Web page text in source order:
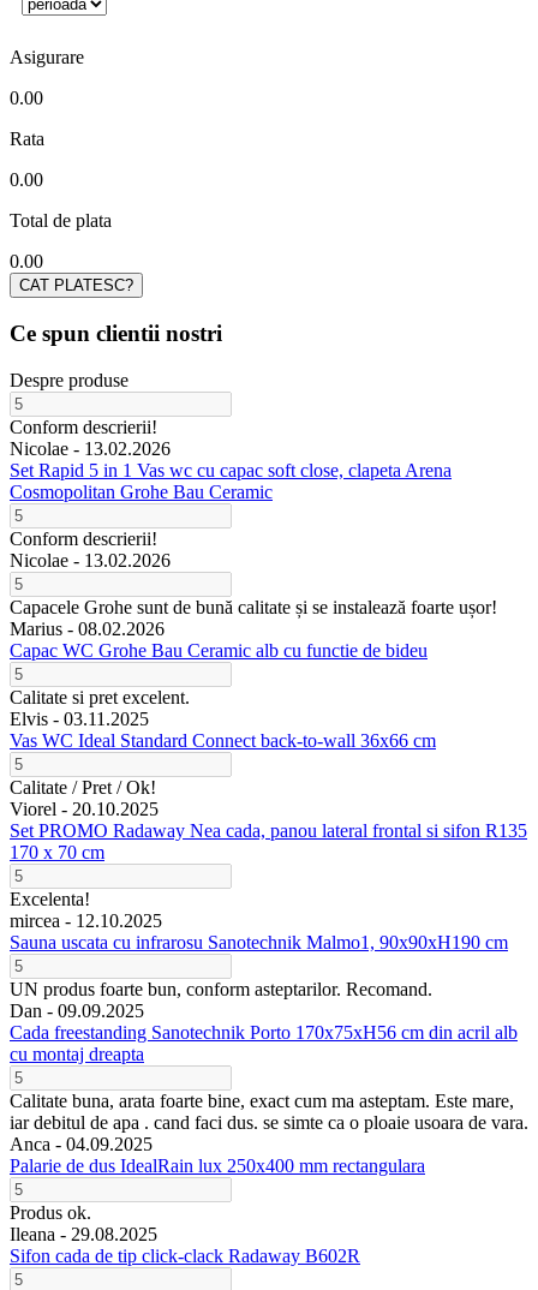
Asigurare
0.00
Rata
0.00
Total de plata
0.00
Ce spun clientii nostri
Despre produse
Conform descrierii!
Nicolae - 13.02.2026
Set Rapid 5 in 1 Vas wc cu capac soft close, clapeta Arena
Cosmopolitan Grohe Bau Ceramic
Conform descrierii!
Nicolae - 13.02.2026
Capacele Grohe sunt de bună calitate și se instalează foarte ușor!
Marius - 08.02.2026
Capac WC Grohe Bau Ceramic alb cu functie de bideu
Calitate si pret excelent.
Elvis - 03.11.2025
Vas WC Ideal Standard Connect back-to-wall 36x66 cm
Calitate / Pret / Ok!
Viorel - 20.10.2025
Set PROMO Radaway Nea cada, panou lateral frontal si sifon R135
170 x 70 cm
Excelenta!
mircea - 12.10.2025
Sauna uscata cu infrarosu Sanotechnik Malmo1, 90x90xH190 cm
UN produs foarte bun, conform asteptarilor. Recomand.
Dan - 09.09.2025
Cada freestanding Sanotechnik Porto 170x75xH56 cm din acril alb
cu montaj dreapta
Calitate buna, arata foarte bine, exact cum ma asteptam. Este mare,
iar debitul de apa . cand faci dus. se simte ca o ploaie usoara de vara.
Anca - 04.09.2025
Palarie de dus IdealRain lux 250x400 mm rectangulara
Produs ok.
Ileana - 29.08.2025
Sifon cada de tip click-clack Radaway B602R